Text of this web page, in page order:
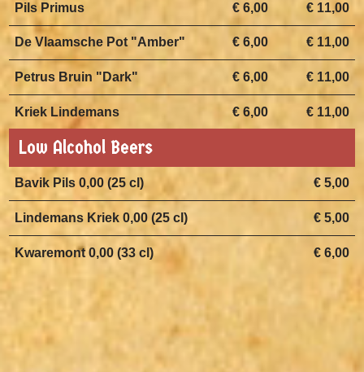
€ 11,00
€ 6,00
Pils Primus
€ 11,00
€ 6,00
De Vlaamsche Pot "Amber"
€ 11,00
€ 6,00
Petrus Bruin "Dark"
€ 11,00
€ 6,00
Kriek Lindemans
Low Alcohol Beers
€ 5,00
Bavik Pils 0,00 (25 cl)
€ 5,00
Lindemans Kriek 0,00 (25 cl)
€ 6,00
Kwaremont 0,00 (33 cl)